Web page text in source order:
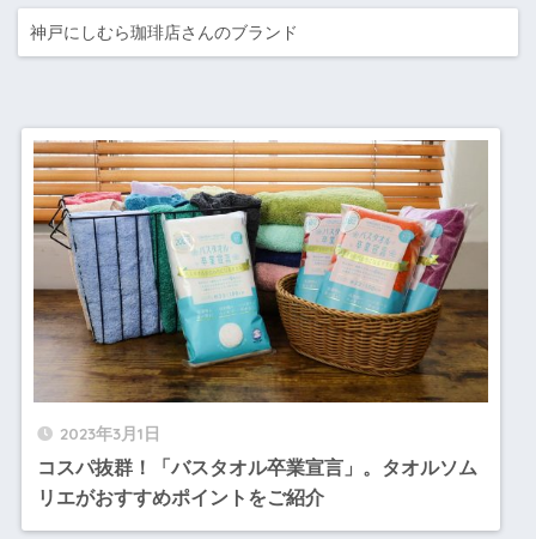
神戸にしむら珈琲店さんのブランド
2023年3月1日
コスパ抜群！「バスタオル卒業宣言」。タオルソム
リエがおすすめポイントをご紹介